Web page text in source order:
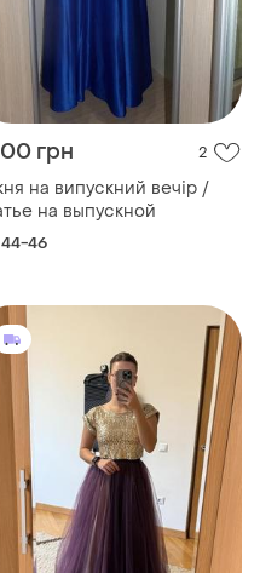
грн 2
на випускний вечір /
на выпускной
46